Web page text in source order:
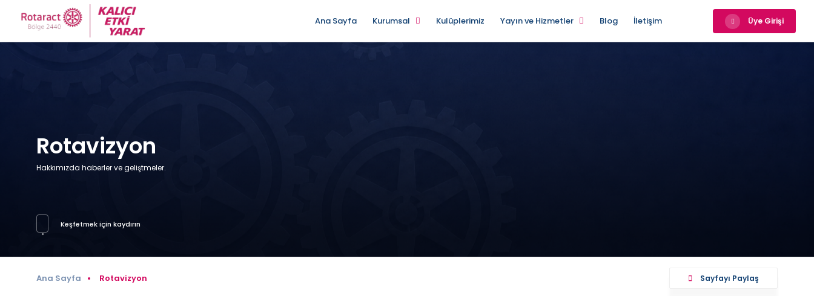
Üye Girişi
Ana Sayfa Kurumsal Kulüplerimiz Yayın ve Hizmetler Blog İletişim
Rotavizyon
Hakkımızda haberler ve geliştmeler.
Keşfetmek için kaydırın
Ana Sayfa Rotavizyon Sayfayı Paylaş